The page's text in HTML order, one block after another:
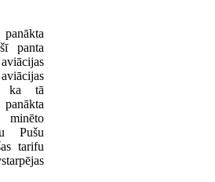
panta
ka tā
minēto
Pušu
tarifu